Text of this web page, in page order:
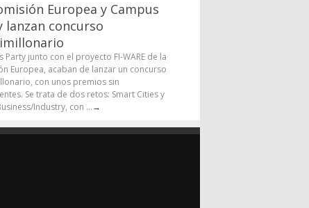
Europea y Campus
lanzan concurso
Party junto con el proyecto FI-WARE de la
Europea, acaban de lanzar un concurso
con unos premios sin
Se trata de dos retos: Smart Cities y
Industry, con ...→